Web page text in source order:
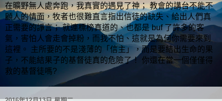
在曠野無人處奔跑，我真實的遇見了神； 教會的講台不能不
顧人的情面，牧者也很難直言指出信徒的缺失、給出人們真
正需要的諍言； 就連標榜真道的、也都是 buf 了許多的客
氣，害怕人會走會掉粉，而我不怕、這就是為何你需要來到
這裡。 主所要的不是淺薄的「信主」，而是要結出生命的果
子，不能結果子的基督徒真的危險了！ 你還在當一個僅僅得
救的基督徒嗎?